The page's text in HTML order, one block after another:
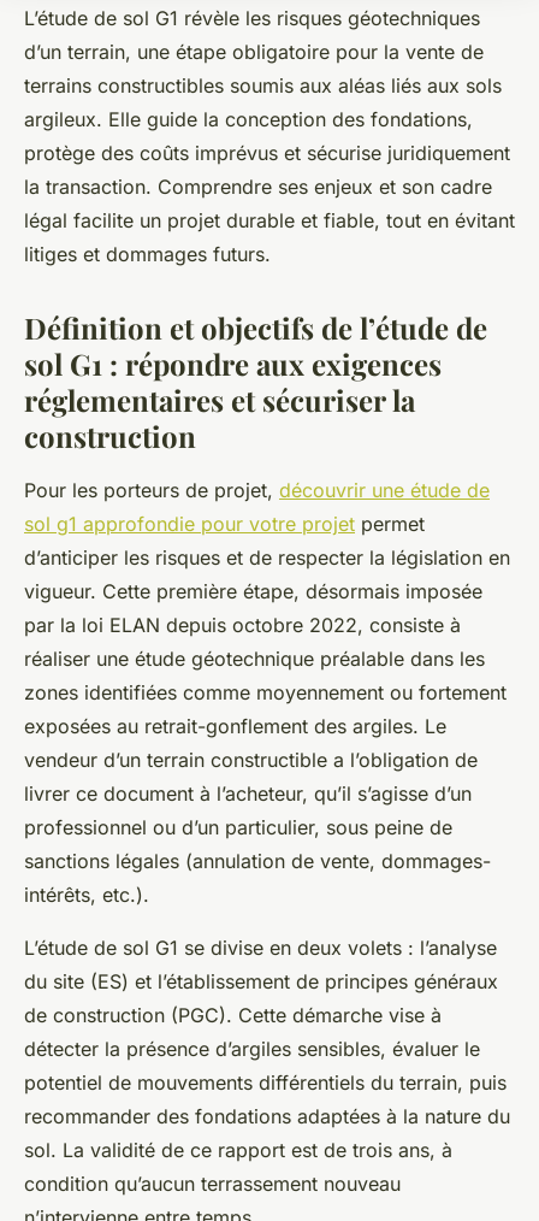
L’étude de sol G1 révèle les risques géotechniques
d’un terrain, une étape obligatoire pour la vente de
terrains constructibles soumis aux aléas liés aux sols
argileux. Elle guide la conception des fondations,
protège des coûts imprévus et sécurise juridiquement
la transaction. Comprendre ses enjeux et son cadre
légal facilite un projet durable et fiable, tout en évitant
litiges et dommages futurs.
Définition et objectifs de l’étude de
sol G1 : répondre aux exigences
réglementaires et sécuriser la
construction
Pour les porteurs de projet, découvrir une étude de
sol g1 approfondie pour votre projet permet
d’anticiper les risques et de respecter la législation en
vigueur. Cette première étape, désormais imposée
par la loi ELAN depuis octobre 2022, consiste à
réaliser une étude géotechnique préalable dans les
zones identifiées comme moyennement ou fortement
exposées au retrait-gonflement des argiles. Le
vendeur d’un terrain constructible a l’obligation de
livrer ce document à l’acheteur, qu’il s’agisse d’un
professionnel ou d’un particulier, sous peine de
sanctions légales (annulation de vente, dommages-
intérêts, etc.).
L’étude de sol G1 se divise en deux volets : l’analyse
du site (ES) et l’établissement de principes généraux
de construction (PGC). Cette démarche vise à
détecter la présence d’argiles sensibles, évaluer le
potentiel de mouvements différentiels du terrain, puis
recommander des fondations adaptées à la nature du
sol. La validité de ce rapport est de trois ans, à
condition qu’aucun terrassement nouveau